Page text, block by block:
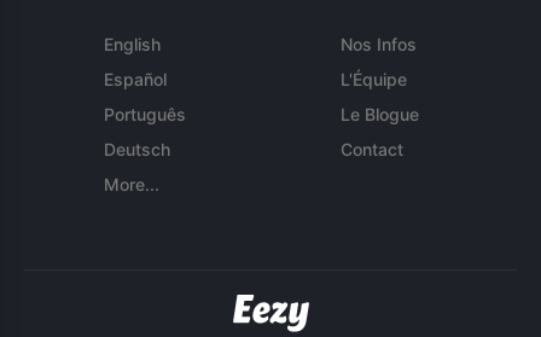
English
Español
Português
Deutsch
More...
Nos Infos
L'Équipe
Le Blogue
Contact